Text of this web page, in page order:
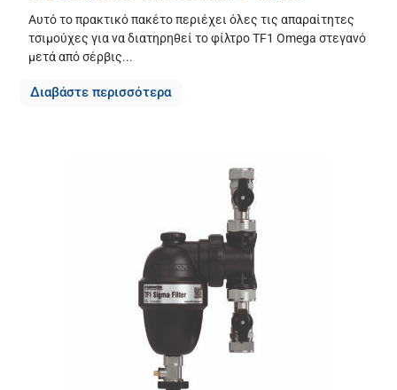
Αυτό το πρακτικό πακέτο περιέχει όλες τις απαραίτητες
τσιμούχες για να διατηρηθεί το φίλτρο TF1 Omega στεγανό
μετά από σέρβις...
Διαβάστε περισσότερα